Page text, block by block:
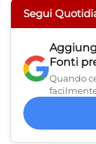
Segui
Fonti
Quando